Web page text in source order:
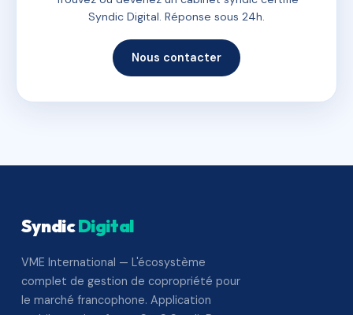
Syndic Digital. Réponse sous 24h.
Nous contacter
SyndicDigital
VME International — L'écosystème
complet de gestion de copropriété pour
le marché francophone. Application